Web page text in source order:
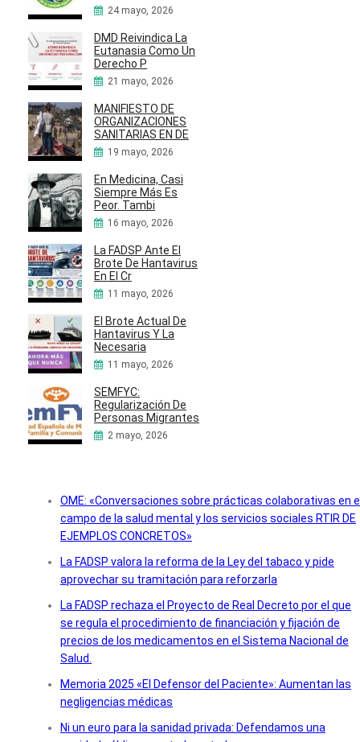
24 mayo, 2026
DMD Reivindica La
Eutanasia Como Un
Derecho P
21 mayo, 2026
MANIFIESTO DE
ORGANIZACIONES
SANITARIAS EN DE
19 mayo, 2026
En Medicina, Casi
Siempre Más Es
Peor. Tambi
16 mayo, 2026
La FADSP Ante El
Brote De Hantavirus
En El Cr
11 mayo, 2026
El Brote Actual De
Hantavirus Y La
Necesaria
11 mayo, 2026
SEMFYC:
Regularización De
Personas Migrantes
2 mayo, 2026
OME: «Conversaciones sobre prácticas colaborativas en
campo de la salud mental y los servicios sociales RTIR DE
EJEMPLOS CONCRETOS»
La FADSP valora la reforma de la Ley del tabaco y pide
aprovechar su tramitación para reforzarla
La FADSP rechaza el Proyecto de Real Decreto por el que
se regula el procedimiento de financiación y fijación de
precios de los medicamentos en el Sistema Nacional de
Salud.
Memoria 2025 «El Defensor del Paciente»: Aumentan las
negligencias médicas
Ni un euro para la sanidad privada: Defendamos una